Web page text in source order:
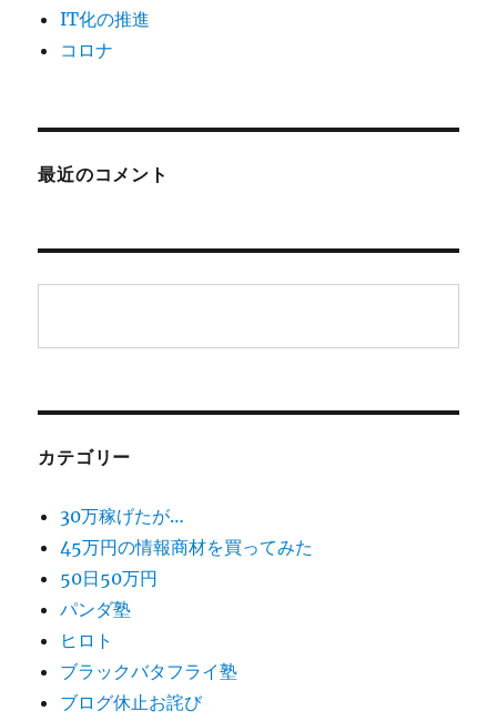
IT化の推進
コロナ
最近のコメント
カテゴリー
30万稼げたが…
45万円の情報商材を買ってみた
50日50万円
パンダ塾
ヒロト
ブラックバタフライ塾
ブログ休止お詫び